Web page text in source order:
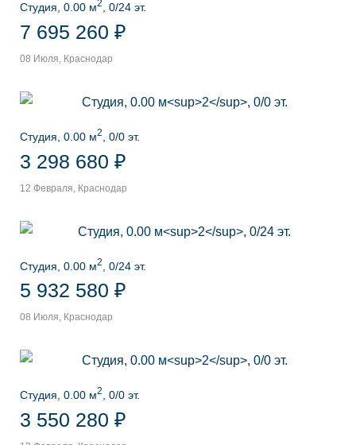
Студия, 0.00 м2 , 0/24 эт.
7 695 260 ₽
08 Июля, Краснодар
Студия, 0.00 м2 , 0/0 эт.
3 298 680 ₽
12 Февраля, Краснодар
Студия, 0.00 м2 , 0/24 эт.
5 932 580 ₽
08 Июля, Краснодар
Студия, 0.00 м2 , 0/0 эт.
3 550 280 ₽